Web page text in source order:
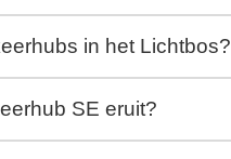
in het Lichtbos?
SE eruit?